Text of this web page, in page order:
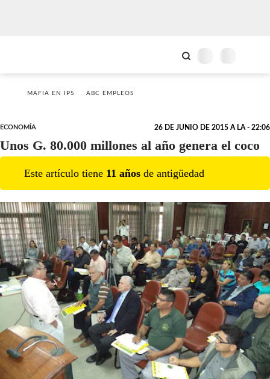
MAFIA EN IPS ABC EMPLEOS
ECONOMÍA 26 DE JUNIO DE 2015 A LA - 22:06
Unos G. 80.000 millones al año genera el coco
Este artículo tiene 11 años de antigüedad